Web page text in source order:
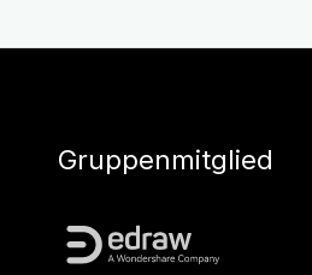
Gruppenmitglied